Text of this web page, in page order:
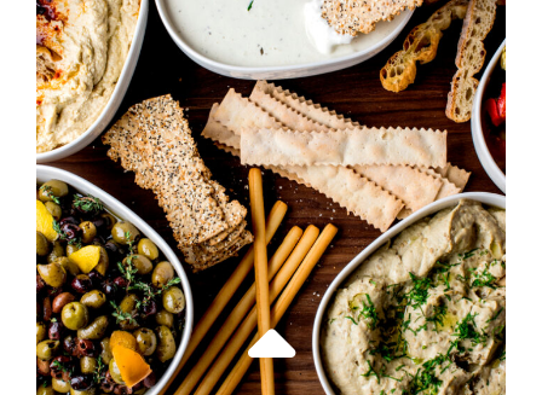
MEILLEURES
ASTUCES
POUR
UN
DÉPART
SEREIN